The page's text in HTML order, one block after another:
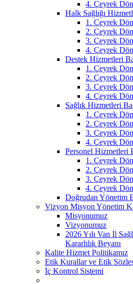
4. Çeyrek
Halk Sağlığı
1. Çeyrek
2. Çeyrek
3. Çeyrek
4. Çeyrek
Destek Hizmetleri
1. Çeyrek
2. Çeyrek
3. Çeyrek
4. Çeyrek
Sağlık Hizmetleri
1. Çeyrek
2. Çeyrek
3. Çeyrek
4. Çeyrek
Personel Hizmetleri
1. Çeyrek
2. Çeyrek
3. Çeyrek
4. Çeyrek
Doğrudan Yönetim
Vizyon Misyon Yönetim
Misyonumuz
Vizyonumuz
2026 Yılı Van İl
Kararlılık Beyanı
Kalite Hizmet Politikamız
Etik Kurallar ve Etik
İç Kontrol Sistemi